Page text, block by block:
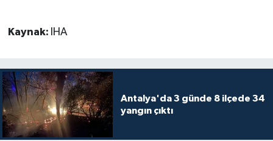
Kaynak: IHA
Antalya'da 3 günde 8 ilçede 34
yangın çıktı